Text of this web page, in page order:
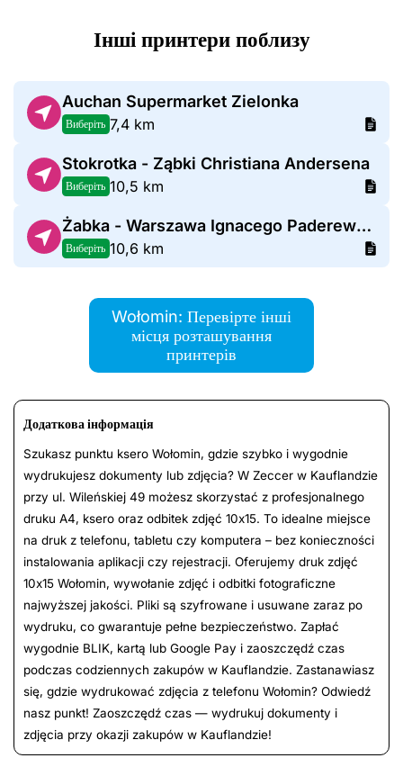
Інші принтери поблизу
Auchan Supermarket Zielonka
Виберіть 7,4 km
Stokrotka - Ząbki Christiana Andersena
Виберіть 10,5 km
Żabka - Warszawa Ignacego Paderewskiego 144H
Виберіть 10,6 km
Wołomin: Перевірте інші
місця розташування
принтерів
Додаткова інформація
Szukasz punktu ksero Wołomin, gdzie szybko i wygodnie
wydrukujesz dokumenty lub zdjęcia? W Zeccer w Kauflandzie
przy ul. Wileńskiej 49 możesz skorzystać z profesjonalnego
druku A4, ksero oraz odbitek zdjęć 10x15. To idealne miejsce
na druk z telefonu, tabletu czy komputera – bez konieczności
instalowania aplikacji czy rejestracji. Oferujemy druk zdjęć
10x15 Wołomin, wywołanie zdjęć i odbitki fotograficzne
najwyższej jakości. Pliki są szyfrowane i usuwane zaraz po
wydruku, co gwarantuje pełne bezpieczeństwo. Zapłać
wygodnie BLIK, kartą lub Google Pay i zaoszczędź czas
podczas codziennych zakupów w Kauflandzie. Zastanawiasz
się, gdzie wydrukować zdjęcia z telefonu Wołomin? Odwiedź
nasz punkt! Zaoszczędź czas — wydrukuj dokumenty i
zdjęcia przy okazji zakupów w Kauflandzie!